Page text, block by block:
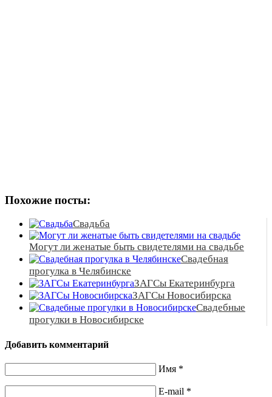
Похожие посты:
Свадьба
Могут ли женатые быть свидетелями на свадьбе
Свадебная
прогулка в Челябинске
ЗАГСы Екатеринбурга
ЗАГСы Новосибирска
Свадебные
прогулки в Новосибирске
Добавить комментарий
Имя *
E-mail *